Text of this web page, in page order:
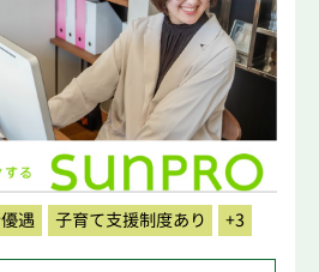
遇 子育て支援制度あり +3